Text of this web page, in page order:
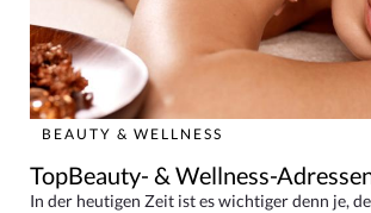
BEAUTY & WELLNESS
TopBeauty- & Wellness-
In der heutigen Zeit ist es wichtiger denn je,